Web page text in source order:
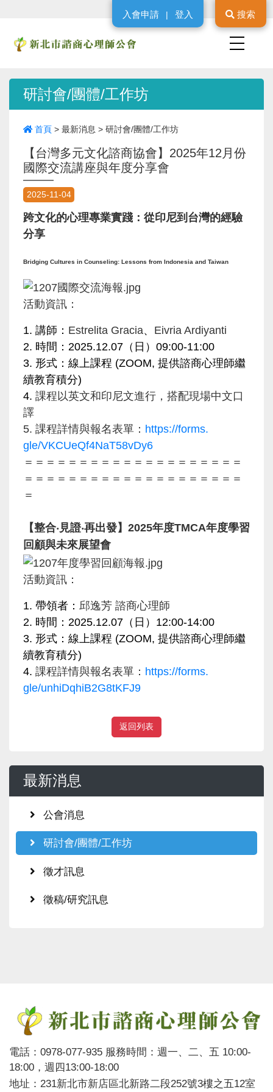
入會申請 登入 搜索
研討會/團體/工作坊
首頁 > 最新消息 > 研討會/團體/工作坊
【台灣多元文化諮商協會】2025年12月份
國際交流講座與年度分享會
2025-11-04
跨文化的心理專業實踐：從印尼到台灣的經驗
分享
Bridging Cultures in Counseling: Lessons from Indonesia and Taiwan
活動資訊：
1. 講師： Estrelita Gracia、 Eivria Ardiyanti
2. 時間：2025.12.07（日）09:00-11:00
3. 形式：線上課程 (ZOOM, 提供諮商心理師繼
續教育積分)
4. 課程以英文和印尼文進行，搭配現場中文口
譯
5. 課程詳情與報名表單： https://forms.
gle/VKCUeQf4NaT58vDy6
＝＝＝＝＝＝＝＝＝＝＝＝＝＝＝＝＝＝＝＝
＝＝＝＝＝＝＝＝＝＝ ＝＝＝＝＝＝＝＝＝＝
＝
【整合‧見證‧再出發】 2025年度TMCA年度學習
回顧與未來展望會
活動資訊：
1. 帶領者： 邱逸芳 諮商心理師
2. 時間：2025.12.07（日）12:00-14:00
3. 形式：線上課程 (ZOOM, 提供諮商心理師繼
續教育積分)
4. 課程詳情與報名表單： https://forms.
gle/unhiDqhiB2G8tKFJ9
返回列表
最新消息
公會消息
研討會/團體/工作坊
徵才訊息
徵稿/研究訊息
電話：0978-077-935 服務時間：週一、二、五 10:00-
18:00，週四13:00-18:00
地址：231新北市新店區北新路二段252號3樓之五12室